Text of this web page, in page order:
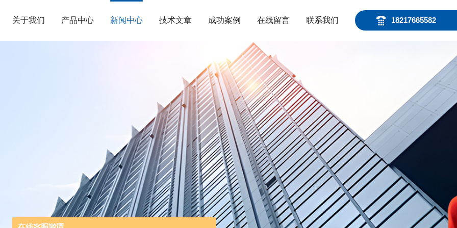
18217665582
关于我们 产品中心 新闻中心 技术文章 成功案例 在线留言 联系我们